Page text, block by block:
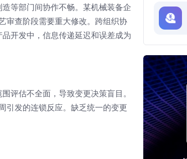
等部门间协作不畅。某机械装备企
审查阶段需要重大修改。跨组织协
开发中，信息传递延迟和误差成为
评估不全面，导致变更决策盲目。
引发的连锁反应。缺乏统一的变更